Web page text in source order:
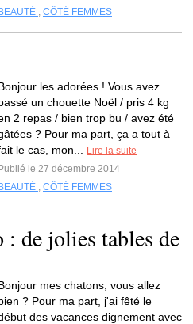
BEAUTÉ , CÔTÉ FEMMES
les adorées ! Vous avez
un chouette Noël / pris 4 kg
2 repas / bien trop bu / avez été
? Pour ma part, ça a tout à
le cas, mon...
Lire la suite
Publié le 27 décembre 2014
BEAUTÉ , CÔTÉ FEMMES
de jolies tables de
mes chatons, vous allez
? Pour ma part, j'ai fêté le
des vacances dignement avec